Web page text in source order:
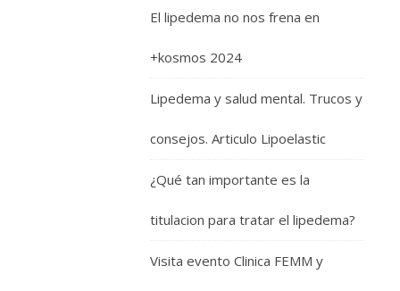
El lipedema no nos frena en
+kosmos 2024
Lipedema y salud mental. Trucos y
consejos. Articulo Lipoelastic
¿Qué tan importante es la
titulacion para tratar el lipedema?
Visita evento Clinica FEMM y